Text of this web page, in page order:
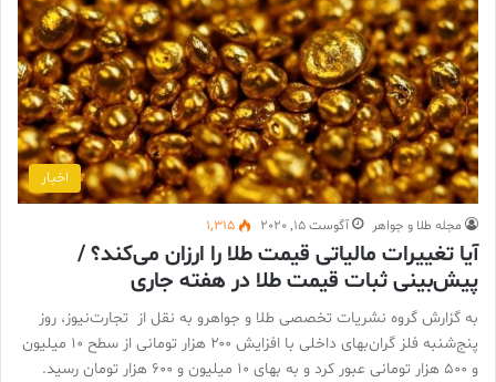
اخبار
مجله طلا و جواهر آگوست 15, 2020 1,315
آیا تغییرات مالیاتی قیمت طلا را ارزان می‌کند؟ /
پیش‌بینی ثبات قیمت طلا در هفته جاری
به گزارش گروه نشریات تخصصی طلا و جواهرو به نقل از تجارت‌نیوز، روز
پنج‌شنبه فلز گران‌بهای داخلی با افزایش ۲۰۰ هزار تومانی از سطح ۱۰ میلیون
و ۵۰۰ هزار تومانی عبور کرد و به بهای ۱۰ میلیون و ۶۰۰ هزار تومان رسید.